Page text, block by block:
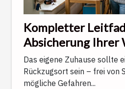
Kompletter
Absicherung Ihrer
gegen alltägliche
Unwägbarkeiten
Das eigene Zuhause sollte
Rückzugsort sein – frei von
mögliche Gefahren...